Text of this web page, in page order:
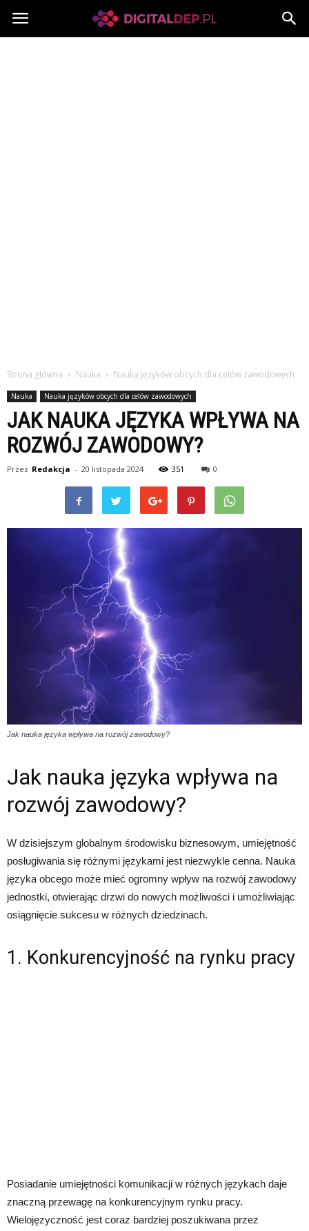
Digitaldep.pl
Strona główna Nauka Nauka języków obcych dla celów zawodowych
Nauka Nauka języków obcych dla celów zawodowych
JAK NAUKA JĘZYKA WPŁYWA NA
ROZWÓJ ZAWODOWY?
Przez Redakcja - 20 listopada 2024 351 0
Jak nauka języka wpływa na rozwój zawodowy?
Jak nauka języka wpływa na
rozwój zawodowy?
W dzisiejszym globalnym środowisku biznesowym, umiejętność
posługiwania się różnymi językami jest niezwykle cenna. Nauka
języka obcego może mieć ogromny wpływ na rozwój zawodowy
jednostki, otwierając drzwi do nowych możliwości i umożliwiając
osiągnięcie sukcesu w różnych dziedzinach.
1. Konkurencyjność na rynku pracy
Posiadanie umiejętności komunikacji w różnych językach daje
znaczną przewagę na konkurencyjnym rynku pracy.
Wielojęzyczność jest coraz bardziej poszukiwana przez